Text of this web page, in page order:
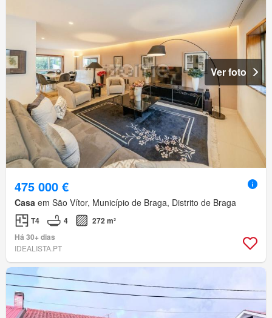
Ver foto
475 000 €
Casa em São Vítor, Município de Braga, Distrito de Braga
T4 4
272 m²
Há 30+ dias
IDEALISTA.PT